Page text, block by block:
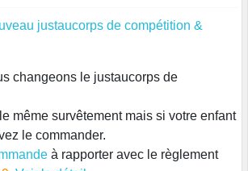
justaucorps de compétition &
changeons le justaucorps de
même survêtement mais si votre enfant
le commander.
à rapporter avec le règlement